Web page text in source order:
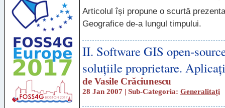
Articolul își propune o scurtă
Geografice de-a lungul timpului.
II. Software GIS open-
soluțiile proprietare.
de Vasile Crăciunescu
28 Jan 2007 | Sub-Categoria: Generalitați